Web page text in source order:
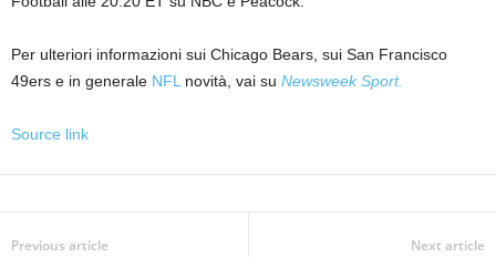
Per ulteriori informazioni sui Chicago Bears, sui San Francisco
49ers e in generale NFL novità, vai su Newsweek Sport.
Source link
Previous article Next article